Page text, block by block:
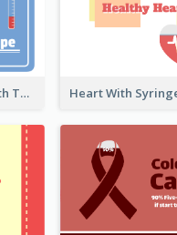
Microscope Clipart With Test Tube